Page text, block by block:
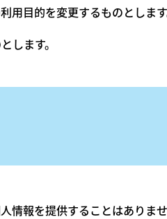
目的を変更するものとします
します。
情報を提供することはありま